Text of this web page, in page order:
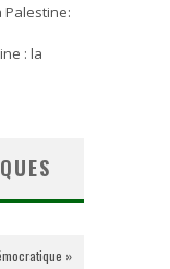
Palestine:
: la
»